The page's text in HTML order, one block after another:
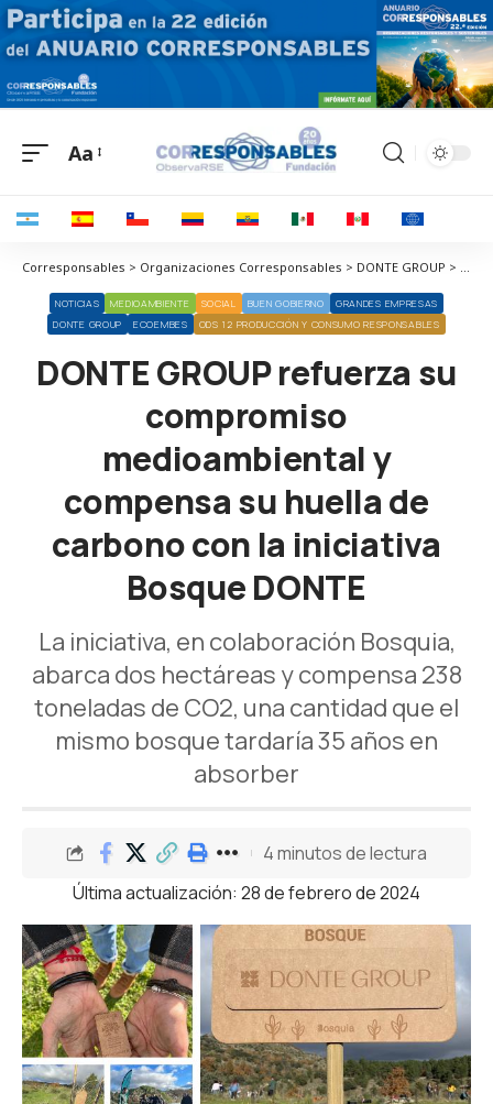
Aa
Corresponsables > Organizaciones Corresponsables > DONTE GROUP > DONTE GROUP refuerza su compromiso medioambiental y compensa su huella de carbono con la iniciativa Bosque DONTE
NOTICIAS MEDIOAMBIENTE SOCIAL BUEN GOBIERNO
GRANDES EMPRESAS
DONTE GROUP
ECOEMBES ODS 12 PRODUCCIÓN Y CONSUMO RESPONSABLES
DONTE GROUP refuerza su
compromiso
medioambiental y
compensa su huella de
carbono con la iniciativa
Bosque DONTE
La iniciativa, en colaboración Bosquia,
abarca dos hectáreas y compensa 238
toneladas de CO2, una cantidad que el
mismo bosque tardaría 35 años en
absorber
Última actualización: 28 de febrero de 2024
4 minutos de lectura